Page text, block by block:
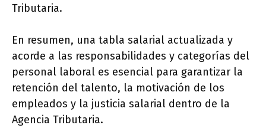
Tributaria.
En resumen, una tabla salarial actualizada y
acorde a las responsabilidades y categorías del
personal laboral es esencial para garantizar la
retención del talento, la motivación de los
empleados y la justicia salarial dentro de la
Agencia Tributaria.